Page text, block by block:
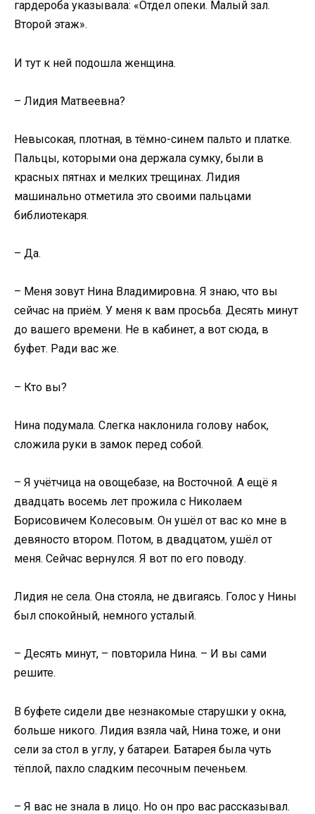
гардероба указывала: «Отдел опеки. Малый зал.
Второй этаж».
И тут к ней подошла женщина.
– Лидия Матвеевна?
Невысокая, плотная, в тёмно-синем пальто и платке.
Пальцы, которыми она держала сумку, были в
красных пятнах и мелких трещинах. Лидия
машинально отметила это своими пальцами
библиотекаря.
– Да.
– Меня зовут Нина Владимировна. Я знаю, что вы
сейчас на приём. У меня к вам просьба. Десять минут
до вашего времени. Не в кабинет, а вот сюда, в
буфет. Ради вас же.
– Кто вы?
Нина подумала. Слегка наклонила голову набок,
сложила руки в замок перед собой.
– Я учётчица на овощебазе, на Восточной. А ещё я
двадцать восемь лет прожила с Николаем
Борисовичем Колесовым. Он ушёл от вас ко мне в
девяносто втором. Потом, в двадцатом, ушёл от
меня. Сейчас вернулся. Я вот по его поводу.
Лидия не села. Она стояла, не двигаясь. Голос у Нины
был спокойный, немного усталый.
– Десять минут, – повторила Нина. – И вы сами
решите.
В буфете сидели две незнакомые старушки у окна,
больше никого. Лидия взяла чай, Нина тоже, и они
сели за стол в углу, у батареи. Батарея была чуть
тёплой, пахло сладким песочным печеньем.
– Я вас не знала в лицо. Но он про вас рассказывал.